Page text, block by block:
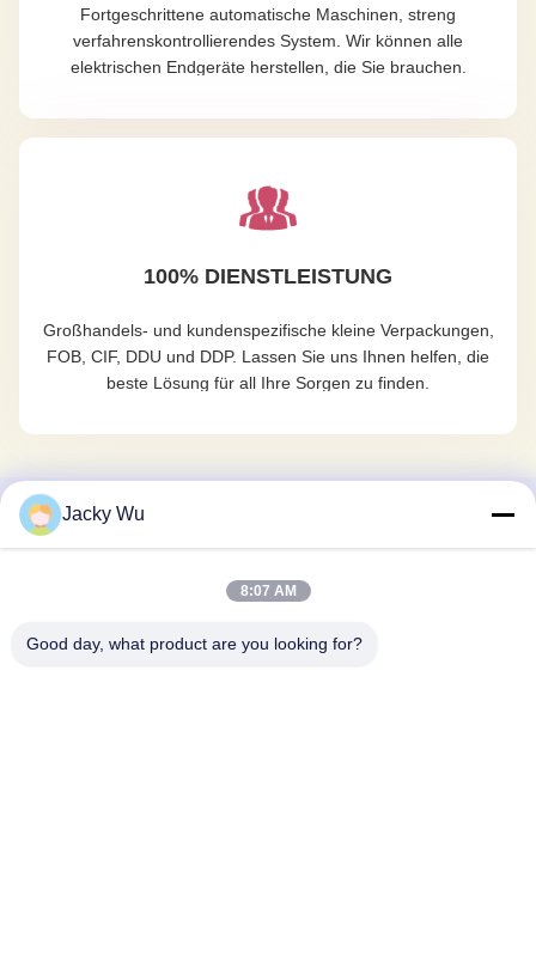
Fortgeschrittene automatische Maschinen, streng
verfahrenskontrollierendes System. Wir können alle
elektrischen Endgeräte herstellen, die Sie brauchen.
100% DIENSTLEISTUNG
Großhandels- und kundenspezifische kleine Verpackungen,
FOB, CIF, DDU und DDP. Lassen Sie uns Ihnen helfen, die
beste Lösung für all Ihre Sorgen zu finden.
Schnelle Kontaktaufnahme
Industriehafen, Nr.117, Nansan Road,
Jacky Wu
8:07 AM
Good day, what product are you looking for?